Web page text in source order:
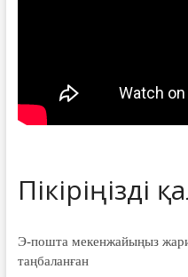
Э-пошта мекенжайыңыз
таңбаланған